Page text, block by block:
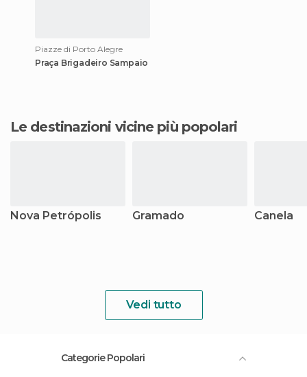
Piazze di Porto Alegre
Praça Brigadeiro Sampaio
Le destinazioni vicine più popolari
Nova Petrópolis Gramado Canela
Vedi tutto
Categorie Popolari